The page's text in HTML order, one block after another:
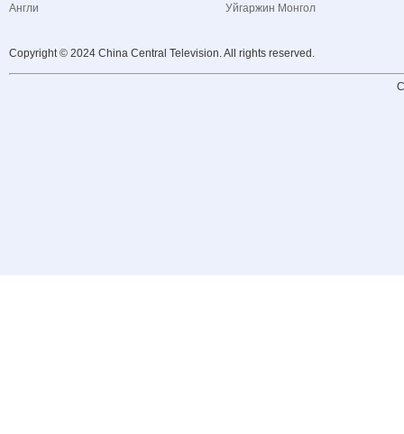
Англи Уйгаржин Монгол
Copyright © 2024 China Central Television. All rights reserved.